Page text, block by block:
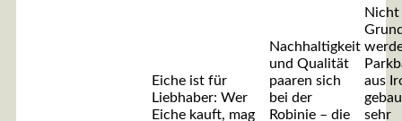
Eiche ist für
Liebhaber: Wer
Eiche kauft, mag
Nachhaltigkeit
und Qualität
paaren sich
bei der
Robinie – die
Nicht
aus
sehr